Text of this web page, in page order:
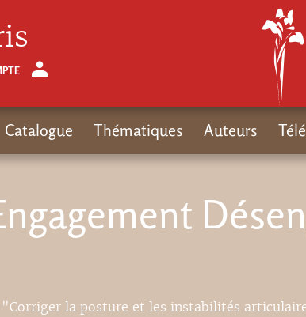
la posture et les instabilités
Catalogue Thématiques Auteurs